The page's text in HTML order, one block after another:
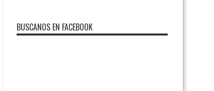
BUSCANOS EN FACEBOOK